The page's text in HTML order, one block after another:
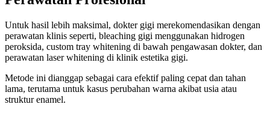
Untuk hasil lebih maksimal, dokter gigi merekomendasikan dengan
perawatan klinis seperti, bleaching gigi menggunakan hidrogen
peroksida, custom tray whitening di bawah pengawasan dokter, dan
perawatan laser whitening di klinik estetika gigi.
Metode ini dianggap sebagai cara efektif paling cepat dan tahan
lama, terutama untuk kasus perubahan warna akibat usia atau
struktur enamel.